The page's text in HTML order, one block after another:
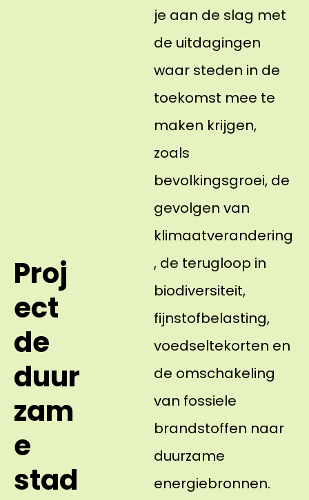
Proj
ect
de
duur
zam
e
stad
je aan de slag met
de uitdagingen
waar steden in de
toekomst mee te
maken krijgen,
zoals
bevolkingsgroei, de
gevolgen van
klimaatverandering
, de terugloop in
biodiversiteit,
fijnstofbelasting,
voedseltekorten en
de omschakeling
van fossiele
brandstoffen naar
duurzame
energiebronnen.